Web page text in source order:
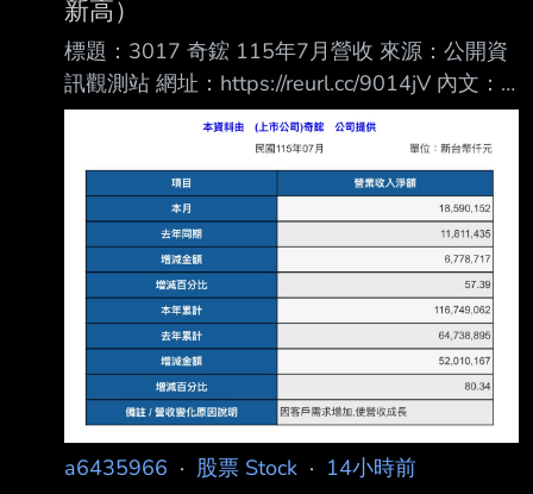
新高）
標題：3017 奇鋐 115年7月營收 來源：公開資
訊觀測站 網址：https://reurl.cc/9014jV 內文：
https://i.mopix.cc/GS2PZ1.jpg 7月營收 年增
57.4% 月增5.5% 最近漲很多的奇鋐今天拉回，
是買點？ --
a6435966 · 股票 Stock · 14小時前